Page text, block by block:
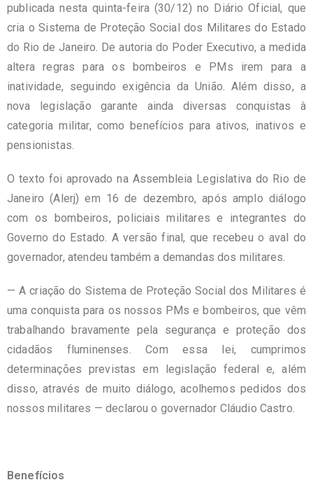
publicada nesta quinta-feira (30/12) no Diário Oficial, que
cria o Sistema de Proteção Social dos Militares do Estado
do Rio de Janeiro. De autoria do Poder Executivo, a medida
altera regras para os bombeiros e PMs irem para a
inatividade, seguindo exigência da União. Além disso, a
nova legislação garante ainda diversas conquistas à
categoria militar, como benefícios para ativos, inativos e
pensionistas.
O texto foi aprovado na Assembleia Legislativa do Rio de
Janeiro (Alerj) em 16 de dezembro, após amplo diálogo
com os bombeiros, policiais militares e integrantes do
Governo do Estado. A versão final, que recebeu o aval do
governador, atendeu também a demandas dos militares.
— A criação do Sistema de Proteção Social dos Militares é
uma conquista para os nossos PMs e bombeiros, que vêm
trabalhando bravamente pela segurança e proteção dos
cidadãos fluminenses. Com essa lei, cumprimos
determinações previstas em legislação federal e, além
disso, através de muito diálogo, acolhemos pedidos dos
nossos militares — declarou o governador Cláudio Castro.
Benefícios